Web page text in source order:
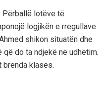
Përballë lotëve të
logjikën e rregullave
shikon situatën dhe
do ta ndjekë në udhëtim.
brenda klasës.